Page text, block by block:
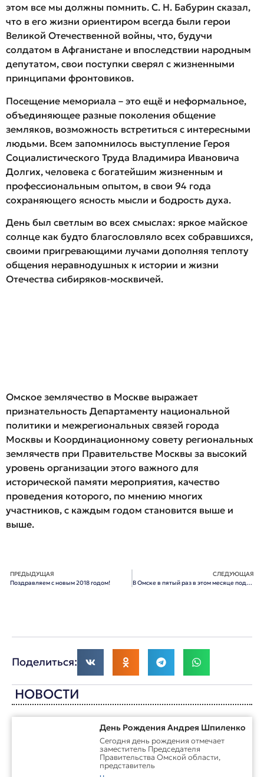
этом все мы должны помнить. С. Н. Бабурин сказал,
что в его жизни ориентиром всегда были герои
Великой Отечественной войны, что, будучи
солдатом в Афганистане и впоследствии народным
депутатом, свои поступки сверял с жизненными
принципами фронтовиков.
Посещение мемориала – это ещё и неформальное,
объединяющее разные поколения общение
земляков, возможность встретиться с интересными
людьми. Всем запомнилось выступление Героя
Социалистического Труда Владимира Ивановича
Долгих, человека с богатейшим жизненным и
профессиональным опытом, в свои 94 года
сохраняющего ясность мысли и бодрость духа.
День был светлым во всех смыслах: яркое майское
солнце как будто благословляло всех собравшихся,
своими пригревающими лучами дополняя теплоту
общения неравнодушных к истории и жизни
Отечества сибиряков-москвичей.
Омское землячество в Москве выражает
признательность Департаменту национальной
политики и межрегиональных связей города
Москвы и Координационному совету региональных
землячеств при Правительстве Москвы за высокий
уровень организации этого важного для
исторической памяти мероприятия, качество
проведения которого, по мнению многих
участников, с каждым годом становится выше и
выше.
ПРЕДЫДУЩАЯ
Поздравляем с новым 2018 годом!
СЛЕДУЮЩАЯ
В Омске в пятый раз в этом месяце подорожал бензин
Поделиться:
НОВОСТИ
День Рождения Андрея Шпиленко
Cегодня день рождения отмечает
заместитель Председателя
Правительства Омской области,
представитель